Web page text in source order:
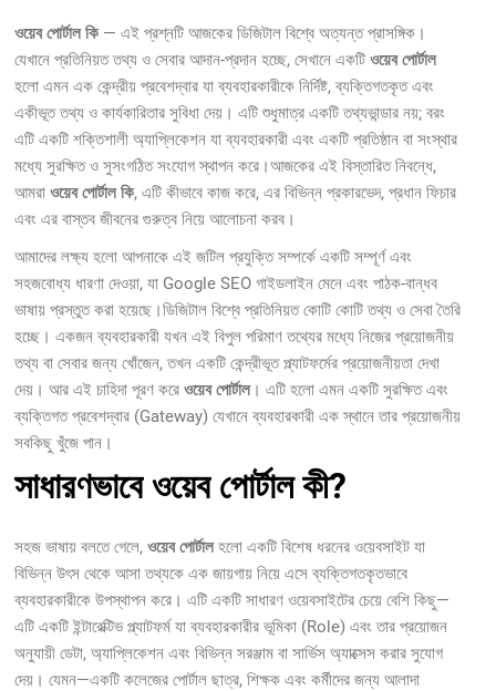
ওয়েব পোর্টাল কি — এই প্রশ্নটি আজকের ডিজিটাল বিশ্বে অত্যন্ত প্রাসঙ্গিক।
যেখানে প্রতিনিয়ত তথ্য ও সেবার আদান-প্রদান হচ্ছে, সেখানে একটিওয়েব পোর্টাল
হলো এমন এক কেন্দ্রীয় প্রবেশদ্বার যা ব্যবহারকারীকে নির্দিষ্ট, ব্যক্তিগতকৃত এবং
একীভূত তথ্য ও কার্যকারিতার সুবিধা দেয়। এটি শুধুমাত্র একটি তথ্যভান্ডার নয়; বরং
এটি একটি শক্তিশালী অ্যাপ্লিকেশন যা ব্যবহারকারী এবং একটি প্রতিষ্ঠান বা সংস্থার
মধ্যে সুরক্ষিত ও সুসংগঠিত সংযোগ স্থাপন করে।আজকের এই বিস্তারিত নিবন্ধে,
আমরাওয়েব পোর্টাল কি, এটি কীভাবে কাজ করে, এর বিভিন্ন প্রকারভেদ, প্রধান ফিচার
এবং এর বাস্তব জীবনের গুরুত্ব নিয়ে আলোচনা করব।
আমাদের লক্ষ্য হলো আপনাকে এই জটিল প্রযুক্তি সম্পর্কে একটি সম্পূর্ণ এবং
সহজবোধ্য ধারণা দেওয়া, যা Google SEO গাইডলাইন মেনে এবং পাঠক-বান্ধব
ভাষায় প্রস্তুত করা হয়েছে।ডিজিটাল বিশ্বে প্রতিনিয়ত কোটি কোটি তথ্য ও সেবা তৈরি
হচ্ছে। একজন ব্যবহারকারী যখন এই বিপুল পরিমাণ তথ্যের মধ্যে নিজের প্রয়োজনীয়
তথ্য বা সেবার জন্য খোঁজেন, তখন একটি কেন্দ্রীভূত প্ল্যাটফর্মের প্রয়োজনীয়তা দেখা
দেয়। আর এই চাহিদা পূরণ করেওয়েব পোর্টাল। এটি হলো এমন একটি সুরক্ষিত এবং
ব্যক্তিগত প্রবেশদ্বার (Gateway) যেখানে ব্যবহারকারী এক স্থানে তার প্রয়োজনীয়
সবকিছু খুঁজে পান।
সাধারণভাবে ওয়েব পোর্টাল কী?
সহজ ভাষায় বলতে গেলে,ওয়েব পোর্টালহলো একটি বিশেষ ধরনের ওয়েবসাইট যা
বিভিন্ন উৎস থেকে আসা তথ্যকে এক জায়গায় নিয়ে এসে ব্যক্তিগতকৃতভাবে
ব্যবহারকারীকে উপস্থাপন করে। এটি একটি সাধারণ ওয়েবসাইটের চেয়ে বেশি কিছু—
এটি একটি ইন্টারেক্টিভ প্ল্যাটফর্ম যা ব্যবহারকারীর ভূমিকা (Role) এবং তার প্রয়োজন
অনুযায়ী ডেটা, অ্যাপ্লিকেশন এবং বিভিন্ন সরঞ্জাম বা সার্ভিস অ্যাক্সেস করার সুযোগ
দেয়। যেমন—একটি কলেজের পোর্টাল ছাত্র, শিক্ষক এবং কর্মীদের জন্য আলাদা